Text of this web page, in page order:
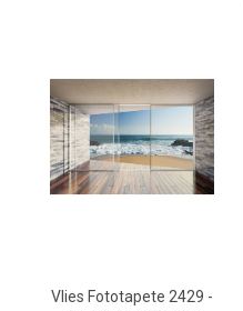
Vlies Fototapete 2429 -